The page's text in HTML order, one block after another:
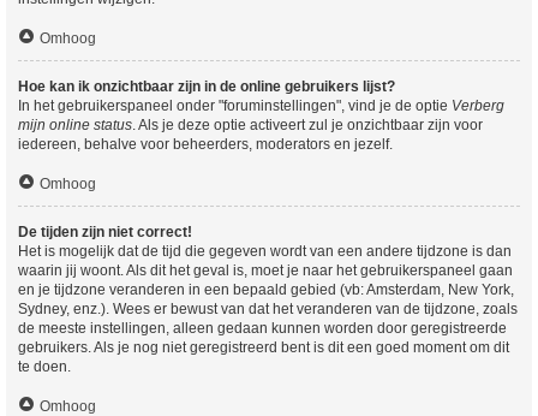
Omhoog
Hoe kan ik onzichtbaar zijn in de online gebruikers lijst?
In het gebruikerspaneel onder "foruminstellingen", vind je de optie Verberg
mijn online status. Als je deze optie activeert zul je onzichtbaar zijn voor
iedereen, behalve voor beheerders, moderators en jezelf.
Omhoog
De tijden zijn niet correct!
Het is mogelijk dat de tijd die gegeven wordt van een andere tijdzone is dan
waarin jij woont. Als dit het geval is, moet je naar het gebruikerspaneel gaan
en je tijdzone veranderen in een bepaald gebied (vb: Amsterdam, New York,
Sydney, enz.). Wees er bewust van dat het veranderen van de tijdzone, zoals
de meeste instellingen, alleen gedaan kunnen worden door geregistreerde
gebruikers. Als je nog niet geregistreerd bent is dit een goed moment om dit
te doen.
Omhoog